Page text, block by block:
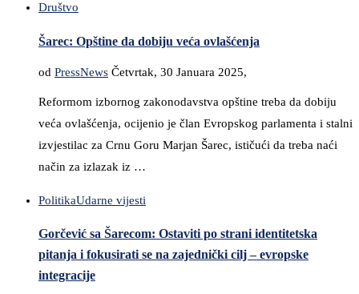
Društvo
Šarec: Opštine da dobiju veća ovlašćenja
od PressNews Četvrtak, 30 Januara 2025,
Reformom izbornog zakonodavstva opštine treba da dobiju
veća ovlašćenja, ocijenio je član Evropskog parlamenta i stalni
izvjestilac za Crnu Goru Marjan Šarec, ističući da treba naći
način za izlazak iz …
PolitikaUdarne vijesti
Gorčević sa Šarecom: Ostaviti po strani identitetska
pitanja i fokusirati se na zajednički cilj – evropske
integracije